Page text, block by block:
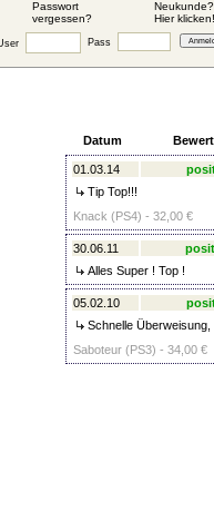
Passwort
vergessen?
Neukunde?
Hier klicken!
Pass
Datum
01.03.14
Tip Top!!!
Knack (PS4) - 32,00 €
30.06.11
Alles Super ! Top !
05.02.10
Schnelle
Saboteur (PS3) - 34,00 €